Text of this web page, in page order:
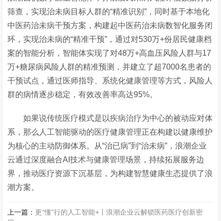
筛查，实现治未病目标人群的“精准识别”，同时基于本地化
中医药治未病干预方案，构建起中医药治未病数智化服务闭
环，实现治未病的“精准干预”，通过对530万+份居民健康档
案的智能分析，智能体实现了对48万+高血压风险人群与17
万+糖尿病风险人群的精准预测，并建立了超7000名患者的
干预试点，通过医师指导、系统化健康管理等方式，风险人
群的病情逐步稳定，有效改善率高达95%。
如果说传统医疗模式是以疾病治疗为中心的被动应对体
系，那么人工智能驱动的医疗健康管理正在构建以健康维护
为核心的主动防御体系。 从“治已病”到“治未病” ，浪潮企业
云通过深度融合AI技术与健康管理场景，持续拓展服务边
界，推动医疗资源下沉基层 ，为构建智慧健康生态提供了浪
潮方案。
上一篇：更“懂”行的人工智能+丨浪潮企业云解锁医药医疗创新密